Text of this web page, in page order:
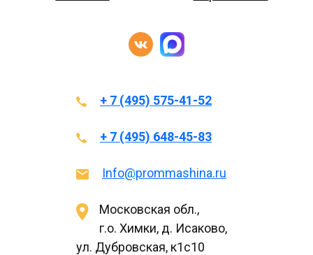
+ 7 (495) 575-41-52
+ 7 (495) 648-45-83
Info@prommashina.ru
Московская обл.,
г.о. Химки, д. Исаково,
ул. Дубровская, к1с10